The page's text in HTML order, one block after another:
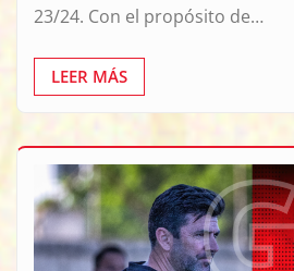
23/24. Con el propósito de…
LEER MÁS